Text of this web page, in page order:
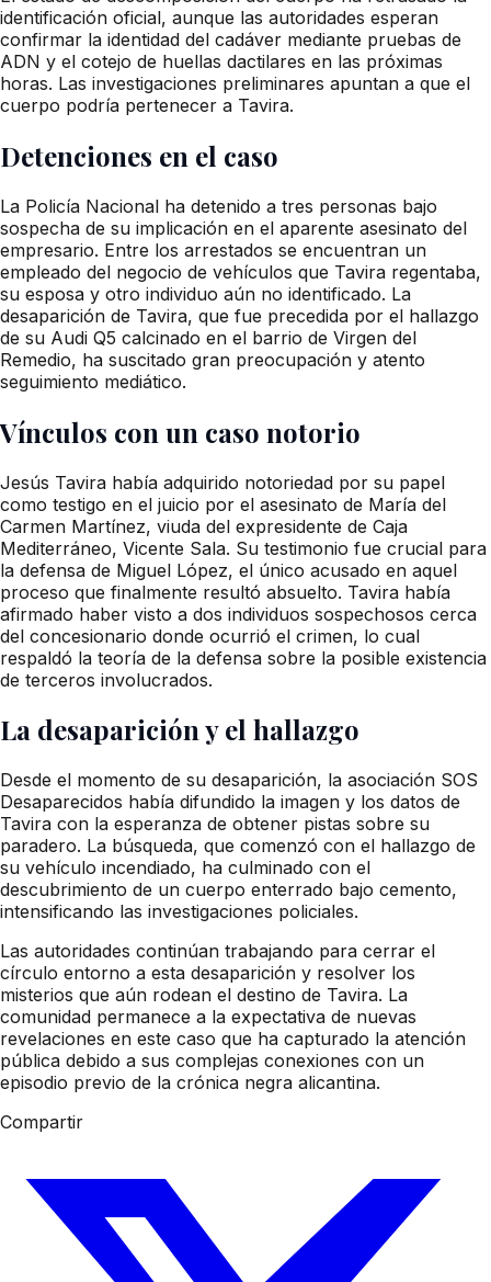
identificación oficial, aunque las autoridades esperan
confirmar la identidad del cadáver mediante pruebas de
ADN y el cotejo de huellas dactilares en las próximas
horas. Las investigaciones preliminares apuntan a que el
cuerpo podría pertenecer a Tavira.
Detenciones en el caso
La Policía Nacional ha detenido a tres personas bajo
sospecha de su implicación en el aparente asesinato del
empresario. Entre los arrestados se encuentran un
empleado del negocio de vehículos que Tavira regentaba,
su esposa y otro individuo aún no identificado. La
desaparición de Tavira, que fue precedida por el hallazgo
de su Audi Q5 calcinado en el barrio de Virgen del
Remedio, ha suscitado gran preocupación y atento
seguimiento mediático.
Vínculos con un caso notorio
Jesús Tavira había adquirido notoriedad por su papel
como testigo en el juicio por el asesinato de María del
Carmen Martínez, viuda del expresidente de Caja
Mediterráneo, Vicente Sala. Su testimonio fue crucial para
la defensa de Miguel López, el único acusado en aquel
proceso que finalmente resultó absuelto. Tavira había
afirmado haber visto a dos individuos sospechosos cerca
del concesionario donde ocurrió el crimen, lo cual
respaldó la teoría de la defensa sobre la posible existencia
de terceros involucrados.
La desaparición y el hallazgo
Desde el momento de su desaparición, la asociación SOS
Desaparecidos había difundido la imagen y los datos de
Tavira con la esperanza de obtener pistas sobre su
paradero. La búsqueda, que comenzó con el hallazgo de
su vehículo incendiado, ha culminado con el
descubrimiento de un cuerpo enterrado bajo cemento,
intensificando las investigaciones policiales.
Las autoridades continúan trabajando para cerrar el
círculo entorno a esta desaparición y resolver los
misterios que aún rodean el destino de Tavira. La
comunidad permanece a la expectativa de nuevas
revelaciones en este caso que ha capturado la atención
pública debido a sus complejas conexiones con un
episodio previo de la crónica negra alicantina.
Compartir